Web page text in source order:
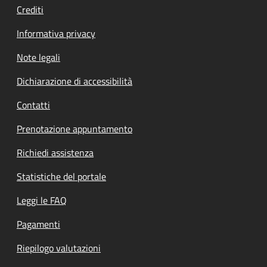
Crediti
Informativa privacy
Note legali
Dichiarazione di accessibilità
Contatti
Prenotazione appuntamento
Richiedi assistenza
Statistiche del portale
Leggi le FAQ
Pagamenti
Riepilogo valutazioni